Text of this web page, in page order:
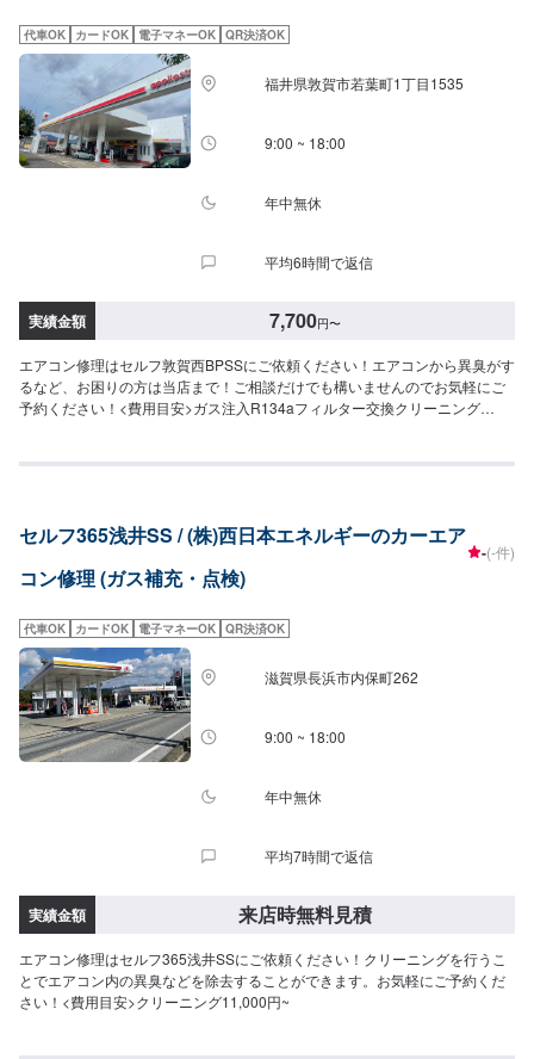
代車OK カードOK 電子マネーOK QR決済OK
福井県敦賀市若葉町1丁目1535
9:00 ~ 18:00
年中無休
平均6時間で返信
実績金額 7,700円〜
エアコン修理はセルフ敦賀西BPSSにご依頼ください！エアコンから異臭がす
るなど、お困りの方は当店まで！ご相談だけでも構いませんのでお気軽にご
予約ください！<費用目安>ガス注入R134aフィルター交換クリーニング
セルフ365浅井SS / (株)西日本エネルギーのカーエア
コン修理 (ガス補充・点検)
-(-件)
代車OK カードOK 電子マネーOK QR決済OK
滋賀県長浜市内保町262
9:00 ~ 18:00
年中無休
平均7時間で返信
実績金額 来店時無料見積
エアコン修理はセルフ365浅井SSにご依頼ください！クリーニングを行うこ
とでエアコン内の異臭などを除去することができます。お気軽にご予約くだ
さい！<費用目安>クリーニング11,000円~